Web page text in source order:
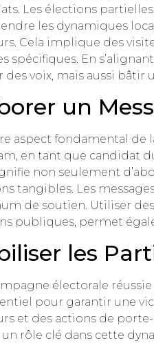
Les élections
les dynamiques
Cela implique des
spécifiques. En
des voix, mais aussi bâtir
un
aspect fondamental de
en tant que candidat
non seulement
tangibles. Les
de soutien. Utiliser
publiques, permet
les
électorale
pour garantir une
et des actions de
rôle clé dans cette